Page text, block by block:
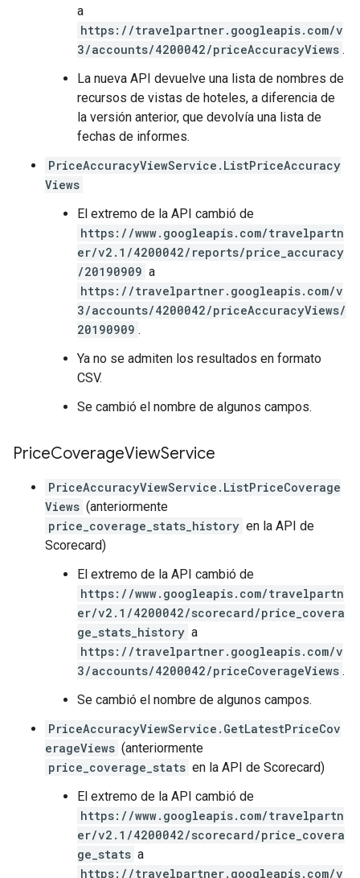
a
https://travelpartner.googleapis.com/v
3/accounts/4200042/priceAccuracyViews .
La nueva API devuelve una lista de nombres de
recursos de vistas de hoteles, a diferencia de
la versión anterior, que devolvía una lista de
fechas de informes.
PriceAccuracyViewService.ListPriceAccuracy
Views
El extremo de la API cambió de
https://www.googleapis.com/travelpartn
er/v2.1/4200042/reports/price_accuracy
/20190909 a
https://travelpartner.googleapis.com/v
3/accounts/4200042/priceAccuracyViews/
20190909 .
Ya no se admiten los resultados en formato
CSV.
Se cambió el nombre de algunos campos.
PriceCoverageViewService
PriceAccuracyViewService.ListPriceCoverage
Views (anteriormente
price_coverage_stats_history en la API de
Scorecard)
El extremo de la API cambió de
https://www.googleapis.com/travelpartn
er/v2.1/4200042/scorecard/price_covera
ge_stats_history a
https://travelpartner.googleapis.com/v
3/accounts/4200042/priceCoverageViews .
Se cambió el nombre de algunos campos.
PriceAccuracyViewService.GetLatestPriceCov
erageViews (anteriormente
price_coverage_stats en la API de Scorecard)
El extremo de la API cambió de
https://www.googleapis.com/travelpartn
er/v2.1/4200042/scorecard/price_covera
ge_stats a
https://travelpartner.googleapis.com/v